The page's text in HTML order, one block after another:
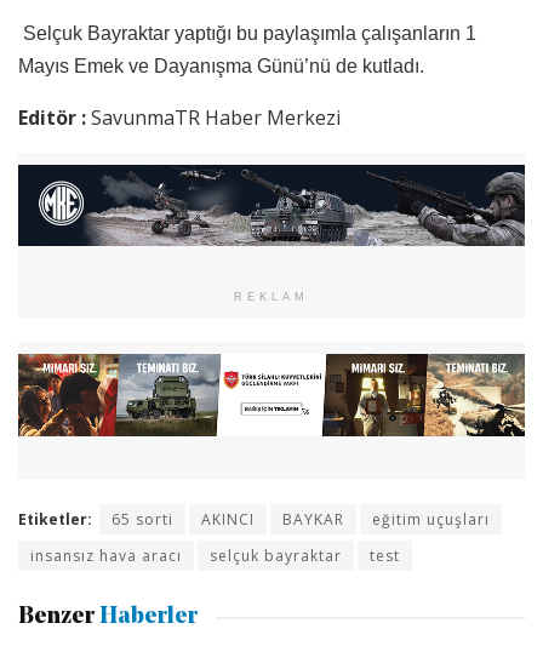
Selçuk Bayraktar yaptığı bu paylaşımla çalışanların 1
Mayıs Emek ve Dayanışma Günü’nü de kutladı.
Editör :SavunmaTR Haber Merkezi
REKLAM
Etiketler: 65 sorti AKINCI BAYKAR
eğitim uçuşları
insansız hava aracı
selçuk bayraktar test
Benzer Haberler